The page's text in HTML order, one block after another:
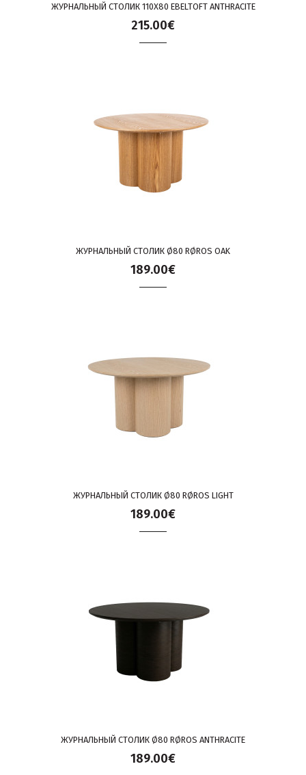
ЖУРНАЛЬНЫЙ СТОЛИК 110X80 EBELTOFT ANTHRACITE
215.00€
ЖУРНАЛЬНЫЙ СТОЛИК Ø80 RØROS OAK
189.00€
ЖУРНАЛЬНЫЙ СТОЛИК Ø80 RØROS LIGHT
189.00€
ЖУРНАЛЬНЫЙ СТОЛИК Ø80 RØROS ANTHRACITE
189.00€